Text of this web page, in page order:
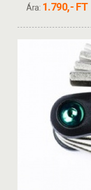
Ára: 1.790,- FT